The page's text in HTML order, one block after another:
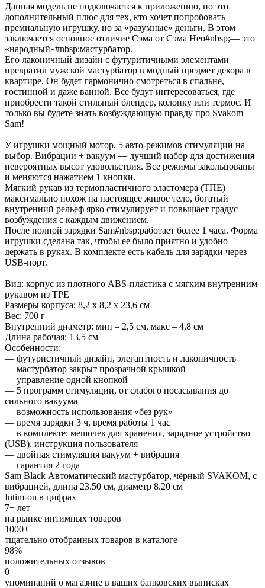
Данная модель не подключается к приложению, но это
дополнительный плюс для тех, кто хочет попробовать
премиальную игрушку, но за «разумные» деньги. В этом
заключается основное отличие Сэма от Сэма Нео#nbsp;— это
«народный»#nbsp;мастурбатор.
Его лаконичный дизайн с футуритичными элементами
превратил мужской мастурбатор в модный предмет декора в
квартире. Он будет гармонично смотреться в спальне,
гостинной и даже ванной. Все будут интересоваться, где
приобрести такой стильный блендер, колонку или термос. И
только вы будете знать возбуждающую правду про Svakom
Sam!
У игрушки мощный мотор, 5 авто-режимов стимуляции на
выбор. Вибрации + вакуум — лучший набор для достижения
невероятных высот удовольствия. Все режимы закольцованы
и меняются нажатием 1 кнопки.
Мягкий рукав из термопластичного эластомера (ТПЕ)
максимально похож на настоящее живое тело, богатый
внутренний рельеф ярко стимулирует и повышает градус
возбуждения с каждым движением.
После полной зарядки Sam#nbsp;работает более 1 часа. Форма
игрушки сделана так, чтобы ее было приятно и удобно
держать в руках. В комплекте есть кабель для зарядки через
USB-порт.
Вид: корпус из плотного ABS-пластика с мягким внутренним
рукавом из TPE
Размеры корпуса: 8,2 x 8,2 x 23,6 см
Вес: 700 г
Внутренний диаметр: мин – 2,5 см, макс – 4,8 см
Длина рабочая: 13,5 см
Особенности:
— футуристичный дизайн, элегантность и лаконичность
— мастурбатор закрыт прозрачной крышкой
— управление одной кнопкой
— 5 программ стимуляции, от слабого посасывания до
сильного вакуума
— возможность использования «без рук»
— время зарядки 3 ч, время работы 1 час
— в комплекте: мешочек для хранения, зарядное устройство
(USB), инструкция пользователя
— двойная стимуляция вакуум + вибрация
— гарантия 2 года
Sam Black Автоматический мастурбатор, чёрный SVAKOM, c
вибрацией, длина 23.50 см, диаметр 8.20 см
Intim-on в цифрах
7+ лет
на рынке интимных товаров
1000+
тщательно отобранных товаров в каталоге
98%
положительных отзывов
0
упоминаний о магазине в ваших банковских выписках